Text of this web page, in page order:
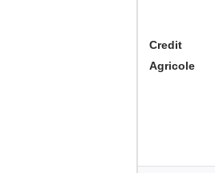
Credit
Agricole